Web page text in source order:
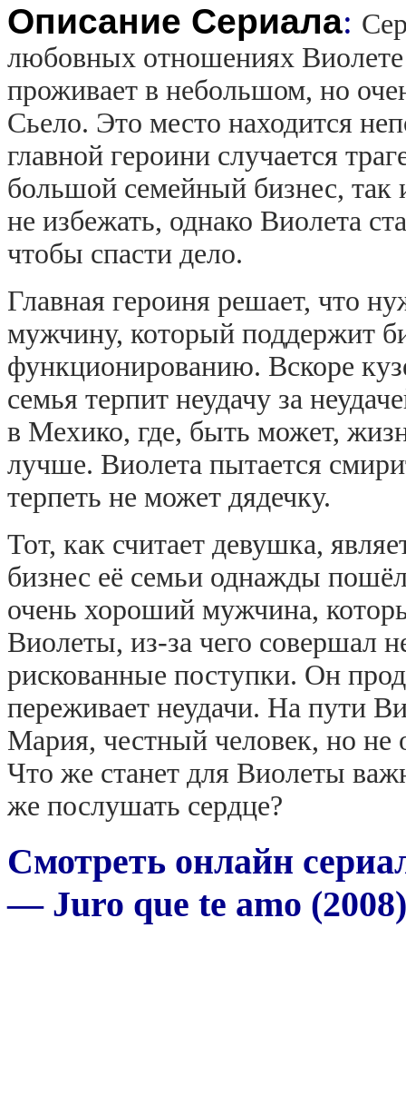
Описание Сериала:
любовных отношениях
проживает в небольшом, но
Сьело. Это место находится
главной героини случается
большой семейный бизнес, так
не избежать, однако Виолета
чтобы спасти дело.
Главная героиня решает, что
мужчину, который поддержит
функционированию. Вскоре
семья терпит неудачу за
в Мехико, где, быть может,
лучше. Виолета пытается
терпеть не может дядечку.
Тот, как считает девушка,
бизнес её семьи однажды
очень хороший мужчина,
Виолеты, из-за чего совершал
рискованные поступки. Он
переживает неудачи. На пути
Мария, честный человек, но
Что же станет для Виолеты
же послушать сердце?
Смотреть онлайн
— Juro que te amo (2008)